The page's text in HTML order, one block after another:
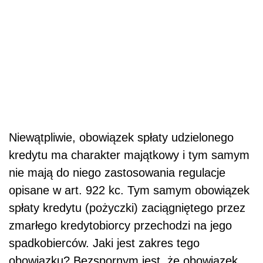
Niewątpliwie, obowiązek spłaty udzielonego
kredytu ma charakter majątkowy i tym samym
nie mają do niego zastosowania regulacje
opisane w art. 922 kc. Tym samym obowiązek
spłaty kredytu (pożyczki) zaciągniętego przez
zmarłego kredytobiorcy przechodzi na jego
spadkobierców. Jaki jest zakres tego